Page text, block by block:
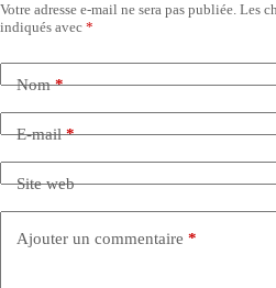
Votre adresse e-mail ne sera pas publiée. Les
indiqués avec *
Nom*
E-mail*
Site web
Ajouter un commentaire *